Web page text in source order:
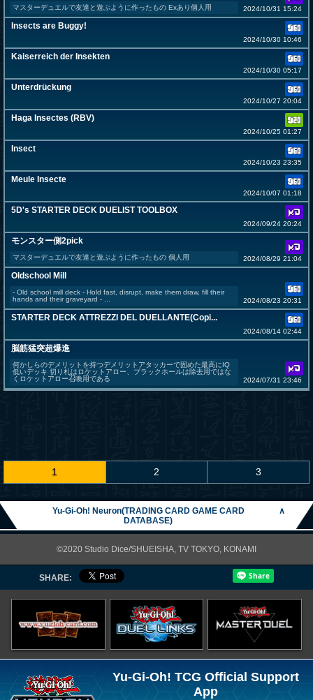
マスターデュエルで友達と遊ぶように作ったもの Exあり個人用 2024/10/31 15:24
Insects are Buggy!
2024/10/30 10:46
Kaiserreich der Insekten
2024/10/30 05:17
Unterdrückung
2024/10/27 20:04
Haga Insectes (RBV)
2024/10/25 01:27
Insect
2024/10/23 23:35
Meule Insecte
2024/10/07 01:18
5D's STARTER DECK DUELIST TOOLBOX
2024/09/24 20:24
モンスター側2pick
マスターデュエルで友達と遊ぶように作ったもの 個人用 2024/08/29 21:04
Oldschool Mill
- Old school mill deck - Hold fast, disrupt, make them draw, fill their
hands and their graveyard - ...
2024/08/23 20:31
STARTER DECK ATTREZZI DEL DUELLANTE(Copi...
2024/08/14 02:44
脳筋猛突超爆進
何かしらのデメリットを持つデメリットアタッカーで固めた最高にIQ
低いデッキ 切り札はロケットアロー、ブラックホールは除去用ではな
くロケットアロー召喚用である
2024/07/31 23:46
1 2 3
Yu-Gi-Oh! Neuron(TRADING CARD GAME CARD
DATABASE)
∧
©2020 Studio Dice/SHUEISHA, TV TOKYO, KONAMI
SHARE:
Yu-Gi-Oh! TCG Official Support
App